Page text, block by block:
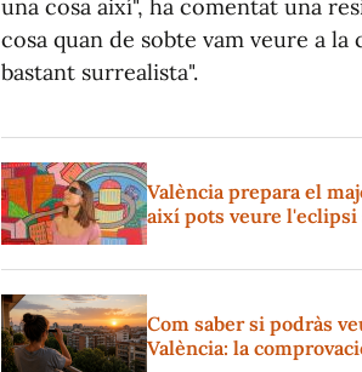
una cosa així", ha comentat una
cosa quan de sobte vam veure a
bastant surrealista".
València prepara el
així pots veure l'eclipsi
Com saber si podràs
València: la